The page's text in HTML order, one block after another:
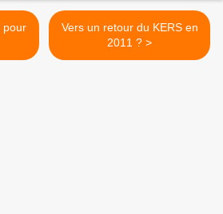
Vers un retour du KERS en
2011 ? >